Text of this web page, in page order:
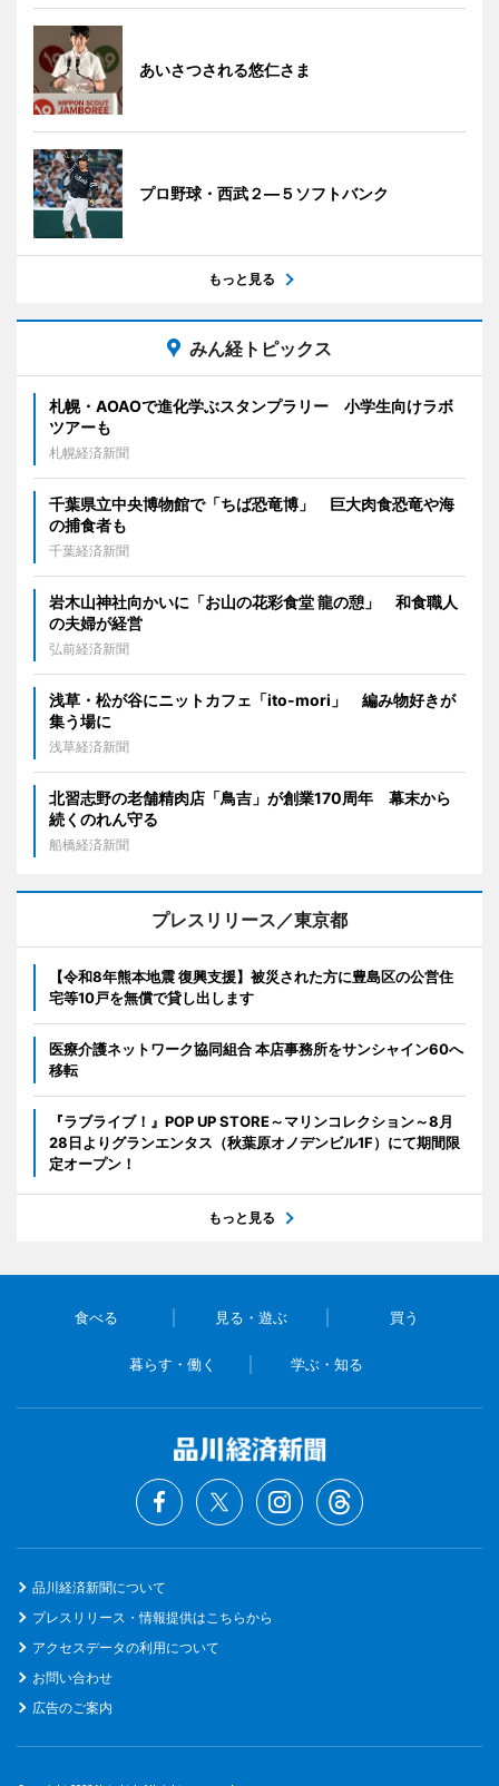
あいさつされる悠仁さま
プロ野球・西武２―５ソフトバンク
もっと見る
みん経トピックス
札幌・AOAOで進化学ぶスタンプラリー 小学生向けラボ
ツアーも
札幌経済新聞
千葉県立中央博物館で「ちば恐竜博」 巨大肉食恐竜や海
の捕食者も
千葉経済新聞
岩木山神社向かいに「お山の花彩食堂 龍の憩」 和食職人
の夫婦が経営
弘前経済新聞
浅草・松が谷にニットカフェ「ito-mori」 編み物好きが
集う場に
浅草経済新聞
北習志野の老舗精肉店「鳥吉」が創業170周年 幕末から
続くのれん守る
船橋経済新聞
プレスリリース／東京都
【令和8年熊本地震 復興支援】被災された方に豊島区の公営住
宅等10戸を無償で貸し出します
医療介護ネットワーク協同組合 本店事務所をサンシャイン60へ
移転
『ラブライブ！』POP UP STORE～マリンコレクション～8月
28日よりグランエンタス（秋葉原オノデンビル1F）にて期間限
定オープン！
もっと見る
食べる 見る・遊ぶ 買う
暮らす・働く 学ぶ・知る
品川経済新聞について
プレスリリース・情報提供はこちらから
アクセスデータの利用について
お問い合わせ
広告のご案内